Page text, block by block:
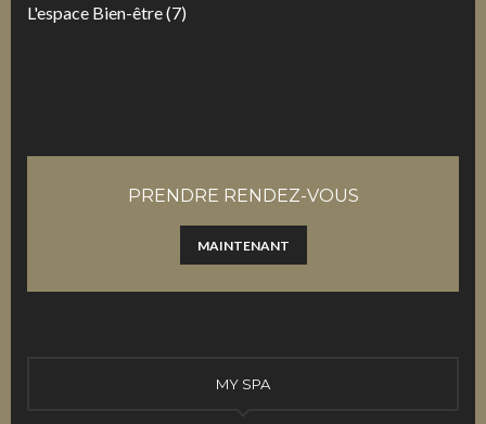
L'espace Bien-être(7)
PRENDRE RENDEZ-VOUS
MAINTENANT
MY SPA